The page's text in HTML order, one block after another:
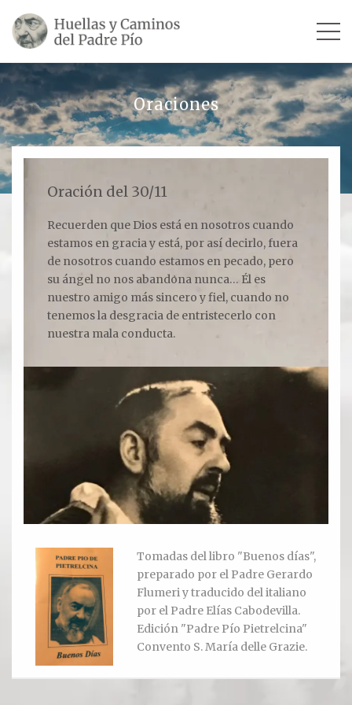
SU VIDA
Escultores
Revista «La Voz del Padre Pío»
Contar mi testimonio
Compartir un lugar
EL MILAGRO
El Milagro
Galería y testimonios
Reliquias
ORACIONES
Oraciones
Oración del 30/11
Recuerden que Dios está en nosotros cuando
estamos en gracia y está, por así decirlo, fuera
de nosotros cuando estamos en pecado, pero
su ángel no nos abandona nunca… Él es
nuestro amigo más sincero y fiel, cuando no
tenemos la desgracia de entristecerlo con
nuestra mala conducta.
Tomadas del libro "Buenos días",
preparado por el Padre Gerardo
Flumeri y traducido del italiano
por el Padre Elías Cabodevilla.
Edición "Padre Pío Pietrelcina"
Convento S. María delle Grazie.